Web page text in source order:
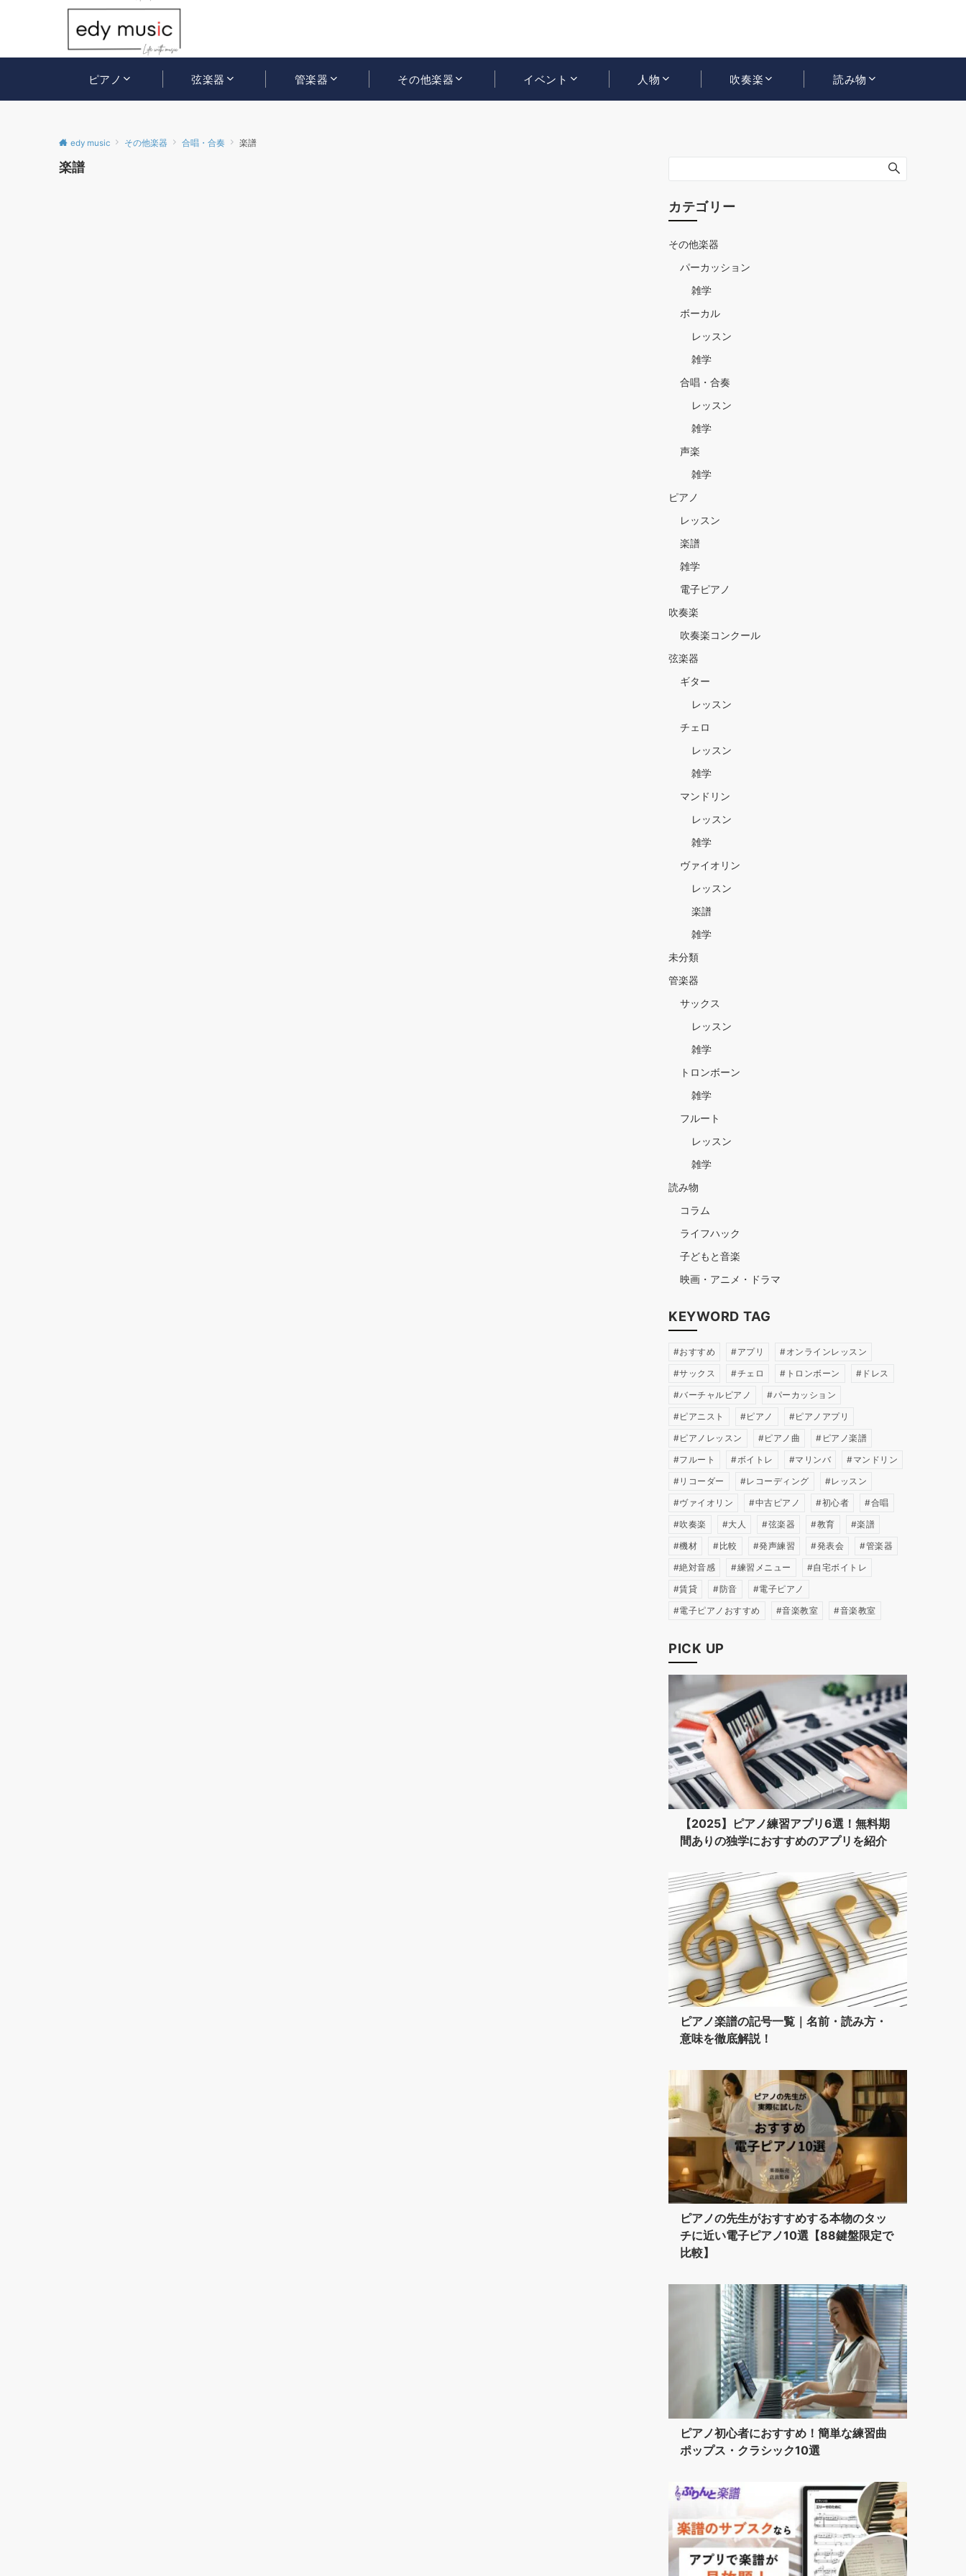
ピアノ 弦楽器 管楽器 その他楽器 イベント 人物 吹奏楽 読み物
edy music その他楽器 合唱・合奏 楽譜
楽譜
カテゴリー
その他楽器
パーカッション
雑学
ボーカル
レッスン
雑学
合唱・合奏
レッスン
雑学
声楽
雑学
ピアノ
レッスン
楽譜
雑学
電子ピアノ
吹奏楽
吹奏楽コンクール
弦楽器
ギター
レッスン
チェロ
レッスン
雑学
マンドリン
レッスン
雑学
ヴァイオリン
レッスン
楽譜
雑学
未分類
管楽器
サックス
レッスン
雑学
トロンボーン
雑学
フルート
レッスン
雑学
読み物
コラム
ライフハック
子どもと音楽
映画・アニメ・ドラマ
KEYWORD TAG
おすすめ アプリ
オンラインレッスン
サックス
チェロ トロンボーン
ドレス
バーチャルピアノ
パーカッション
ピアニスト
ピアノ
ピアノアプリ
ピアノレッスン
ピアノ曲
ピアノ楽譜
フルート
ボイトレ マリンバ
マンドリン
リコーダー
レコーディング
レッスン
ヴァイオリン
中古ピアノ 初心者
合唱
吹奏楽
大人 弦楽器 教育
楽譜
機材
比較 発声練習 発表会
管楽器
絶対音感
練習メニュー
自宅ボイトレ
賃貸
防音
電子ピアノ
電子ピアノおすすめ
音楽教室 音楽教室
PICK UP
【2025】ピアノ練習アプリ6選！無料期
間ありの独学におすすめのアプリを紹介
ピアノ楽譜の記号一覧｜名前・読み方・
意味を徹底解説！
ピアノの先生がおすすめする本物のタッ
チに近い電子ピアノ10選【88鍵盤限定で
比較】
ピアノ初心者におすすめ！簡単な練習曲
ポップス・クラシック10選